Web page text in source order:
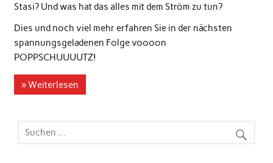
Stasi? Und was hat das alles mit dem Ström zu tun?
Dies und noch viel mehr erfahren Sie in der nächsten
spannungsgeladenen Folge voooon
POPPSCHUUUUTZ!
» Weiterlesen